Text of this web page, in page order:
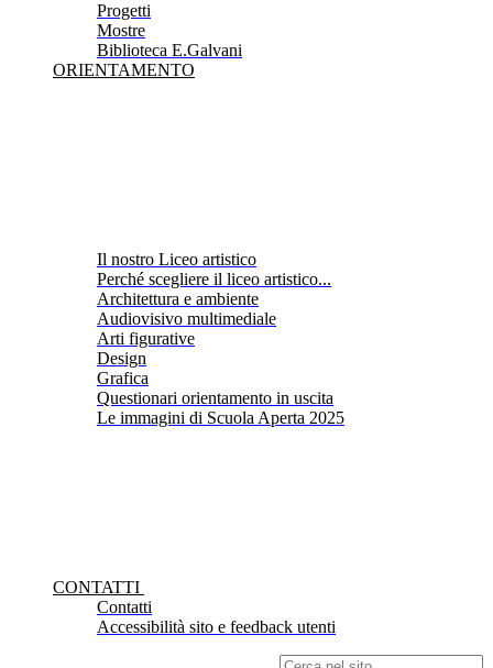
Progetti
Mostre
Biblioteca E.Galvani
ORIENTAMENTO
Il nostro Liceo artistico
Perché scegliere il liceo artistico...
Architettura e ambiente
Audiovisivo multimediale
Arti figurative
Design
Grafica
Questionari orientamento in uscita
Le immagini di Scuola Aperta 2025
CONTATTI
Contatti
Accessibilità sito e feedback utenti